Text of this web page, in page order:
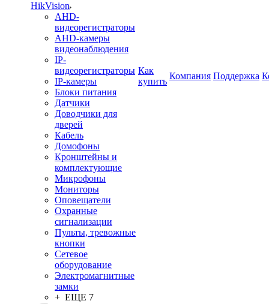
HikVision
AHD-
видеорегистраторы
AHD-камеры
видеонаблюдения
IP-
видеорегистраторы
IP-камеры
Блоки питания
Датчики
Доводчики для
дверей
Кабель
Домофоны
Кронштейны и
комплектующие
Микрофоны
Мониторы
Оповещатели
Охранные
сигнализации
Пульты, тревожные
кнопки
Сетевое
оборудование
Электромагнитные
замки
+ ЕЩЕ 7
Как
купить
Компания Поддержка